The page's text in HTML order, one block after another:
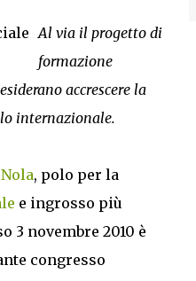
Al via il progetto di
formazione
accrescere la
internazionale.
, polo per la
e ingrosso più
3 novembre 2010 è
congresso